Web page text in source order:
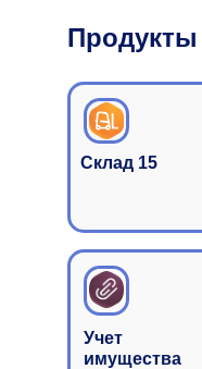
Продукты
Склад 15
Учет
имущества
Прайс-листы
и договоры
Сертификация
Видео-